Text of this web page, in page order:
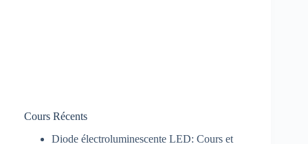
Cours Récents
Diode électroluminescente LED: Cours et